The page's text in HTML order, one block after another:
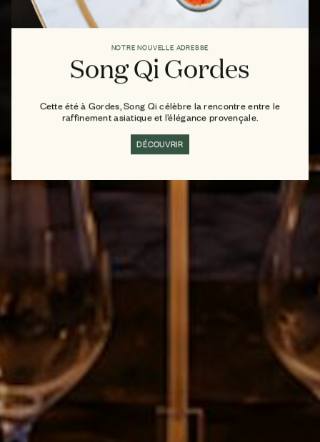
NOTRE NOUVELLE ADRESSE
Song Qi Gordes
Cette été à Gordes, Song Qi célèbre la rencontre entre le
raffinement asiatique et l’élégance provençale.
DÉCOUVRIR